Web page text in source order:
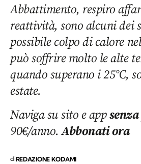
Abbattimento, respiro
reattività, sono alcuni dei
possibile colpo di calore
può soffrire molto le alte
quando superano i 25°C,
estate.
Naviga su sito e app
90€/anno.Abbonati ora
diREDAZIONE KODAMI